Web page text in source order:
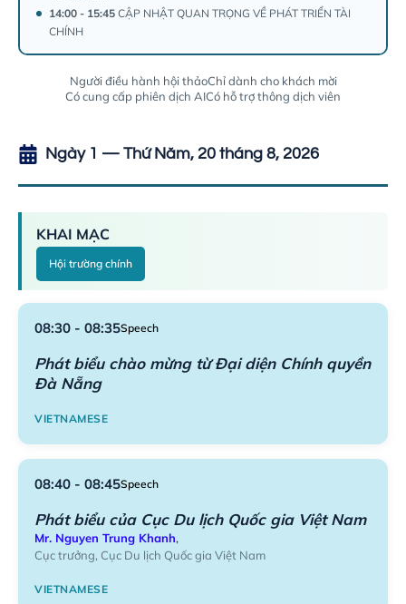
14:00 - 15:45 CẬP NHẬT QUAN TRỌNG VỀ PHÁT TRIỂN TÀI
CHÍNH
Người điều hành hội thảoChỉ dành cho khách mời
Có cung cấp phiên dịch AICó hỗ trợ thông dịch viên
Ngày 1 — Thứ Năm, 20 tháng 8, 2026
KHAI MẠC
Hội trường chính
08:30 - 08:35Speech
Phát biểu chào mừng từ Đại diện Chính quyền
Đà Nẵng
VIETNAMESE
08:40 - 08:45Speech
Phát biểu của Cục Du lịch Quốc gia Việt Nam
Mr. Nguyen Trung Khanh,
Cục trưởng, Cục Du lịch Quốc gia Việt Nam
VIETNAMESE